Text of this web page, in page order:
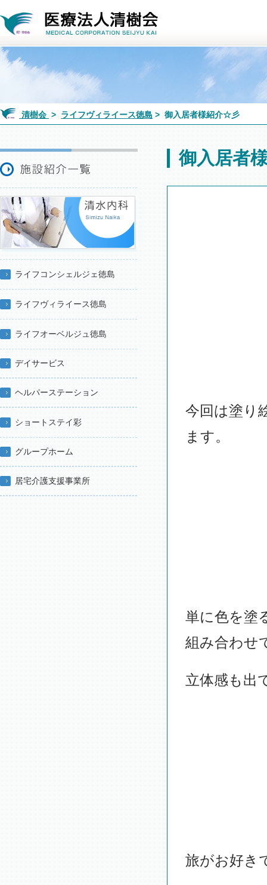
清樹会 > ライフヴィライース徳島 > 御入居者様紹介☆彡
ライフコンシェルジェ徳島
ライフヴィライース徳島
ライフオーベルジュ徳島
デイサービス
ヘルパーステーション
ショートステイ彩
グループホーム
居宅介護支援事業所
御入居者
今回は塗り
ます。
単に色を塗
組み合わせ
立体感も出
旅がお好き